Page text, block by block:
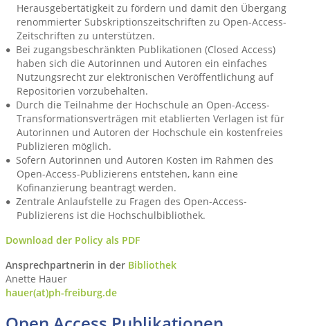
Herausgebertätigkeit zu fördern und damit den Übergang
renommierter Subskriptionszeitschriften zu Open-Access-
Zeitschriften zu unterstützen.
Bei zugangsbeschränkten Publikationen (Closed Access)
haben sich die Autorinnen und Autoren ein einfaches
Nutzungsrecht zur elektronischen Veröffentlichung auf
Repositorien vorzubehalten.
Durch die Teilnahme der Hochschule an Open-Access-
Transformationsverträgen mit etablierten Verlagen ist für
Autorinnen und Autoren der Hochschule ein kostenfreies
Publizieren möglich.
Sofern Autorinnen und Autoren Kosten im Rahmen des
Open-Access-Publizierens entstehen, kann eine
Kofinanzierung beantragt werden.
Zentrale Anlaufstelle zu Fragen des Open-Access-
Publizierens ist die Hochschulbibliothek.
Download der Policy als PDF
Ansprechpartnerin in der Bibliothek
Anette Hauer
hauer(at)ph-freiburg.de